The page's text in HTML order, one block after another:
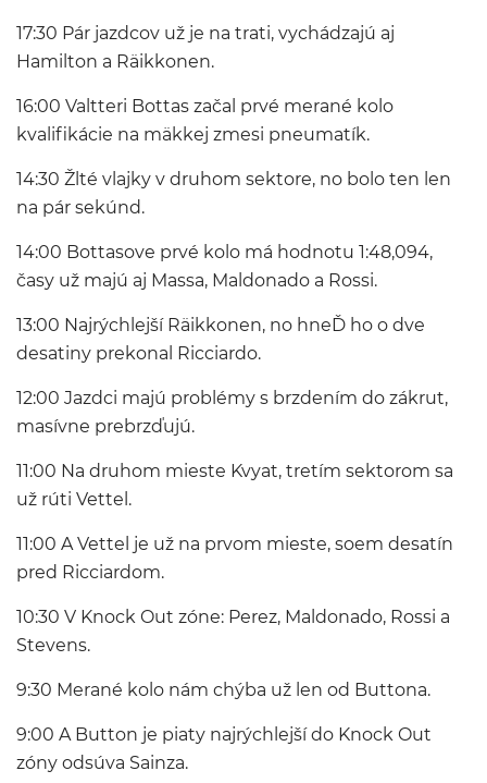
17:30 Pár jazdcov už je na trati, vychádzajú aj
Hamilton a Räikkonen.
16:00 Valtteri Bottas začal prvé merané kolo
kvalifikácie na mäkkej zmesi pneumatík.
14:30 Žlté vlajky v druhom sektore, no bolo ten len
na pár sekúnd.
14:00 Bottasove prvé kolo má hodnotu 1:48,094,
časy už majú aj Massa, Maldonado a Rossi.
13:00 Najrýchlejší Räikkonen, no hneĎ ho o dve
desatiny prekonal Ricciardo.
12:00 Jazdci majú problémy s brzdením do zákrut,
masívne prebrzďujú.
11:00 Na druhom mieste Kvyat, tretím sektorom sa
už rúti Vettel.
11:00 A Vettel je už na prvom mieste, soem desatín
pred Ricciardom.
10:30 V Knock Out zóne: Perez, Maldonado, Rossi a
Stevens.
9:30 Merané kolo nám chýba už len od Buttona.
9:00 A Button je piaty najrýchlejší do Knock Out
zóny odsúva Sainza.